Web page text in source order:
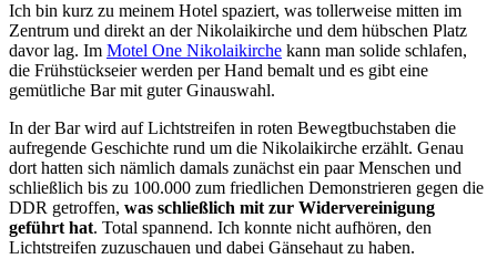
Ich bin kurz zu meinem Hotel spaziert, was tollerweise mitten im
Zentrum und direkt an der Nikolaikirche und dem hübschen Platz
davor lag. Im Motel One Nikolaikirche kann man solide schlafen,
die Frühstückseier werden per Hand bemalt und es gibt eine
gemütliche Bar mit guter Ginauswahl.
In der Bar wird auf Lichtstreifen in roten Bewegtbuchstaben die
aufregende Geschichte rund um die Nikolaikirche erzählt. Genau
dort hatten sich nämlich damals zunächst ein paar Menschen und
schließlich bis zu 100.000 zum friedlichen Demonstrieren gegen die
DDR getroffen, was schließlich mit zur Widervereinigung
geführt hat. Total spannend. Ich konnte nicht aufhören, den
Lichtstreifen zuzuschauen und dabei Gänsehaut zu haben.